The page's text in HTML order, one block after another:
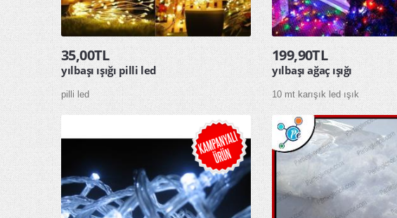
35,00TL
yılbaşı ışığı pilli led
pilli led
199,90TL
yılbaşı ağaç ışığı
10 mt karışık led ışık